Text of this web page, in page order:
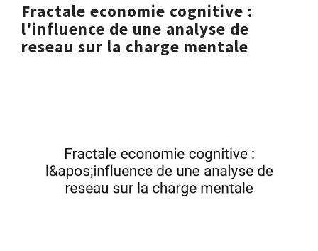
Fractale economie cognitive :
l'influence de une analyse de
reseau sur la charge mentale